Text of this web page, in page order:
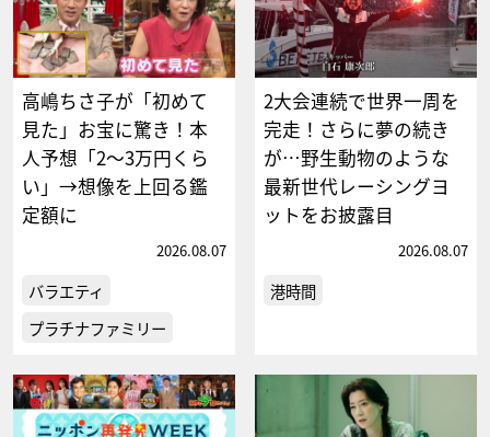
高嶋ちさ子が「初めて
見た」お宝に驚き！本
人予想「2～3万円くら
い」→想像を上回る鑑
定額に
2026.08.07
バラエティ
プラチナファミリー
2大会連続で世界一周を
完走！さらに夢の続き
が…野生動物のような
最新世代レーシングヨ
ットをお披露目
2026.08.07
港時間